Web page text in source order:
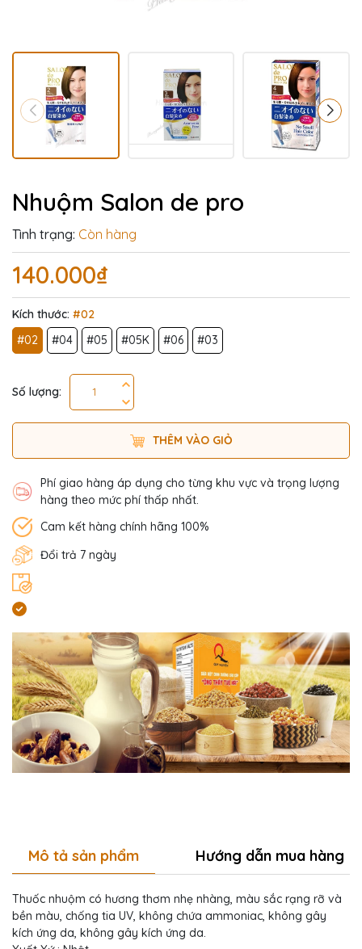
Nhuộm Salon de pro
Tình trạng: Còn hàng
140.000₫
Kích thước: #02
#02
#04 #05 #05K #06 #03
Số lượng:
THÊM VÀO GIỎ
Phí giao hàng áp dụng cho từng khu vực và trọng lượng
hàng theo mức phí thấp nhất.
Cam kết hàng chính hãng 100%
Đổi trả 7 ngày
Mô tả sản phẩm Hướng dẫn mua hàng
Thuốc nhuộm có hương thơm nhẹ nhàng, màu sắc rạng rỡ và
bền màu, chống tia UV, không chứa ammoniac, không gây
kích ứng da, không gây kích ứng da.